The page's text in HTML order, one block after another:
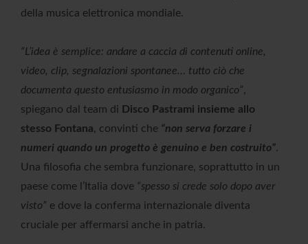
della musica elettronica mondiale.
“L’idea è semplice: andare a caccia di contenuti online,
video, clip, segnalazioni spontanee… tutto ciò che
documenta questo entusiasmo in modo organico”,
spiegano dal team di Disco Pastrami insieme allo
stesso Fontana, convinti che “non serva forzare i
numeri quando un progetto è genuino e ben costruito”.
Una filosofia che sembra funzionare, soprattutto in un
paese come l’Italia dove “spesso si crede solo dopo aver
visto” e dove la conferma internazionale diventa
cruciale per affermarsi anche in patria.